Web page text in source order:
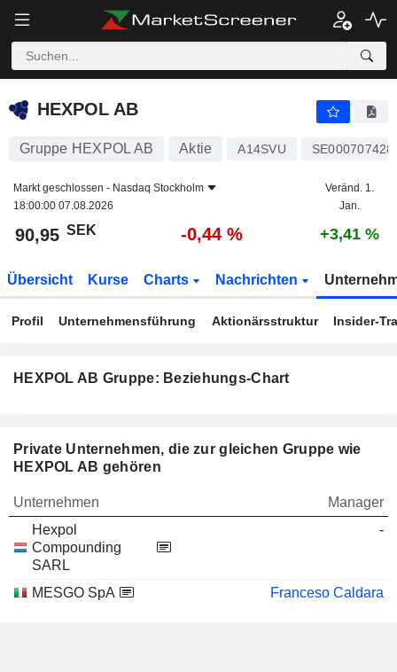
HEXPOL AB
HEXPOL AB
Gruppe HEXPOL AB Aktie A14SVU
Markt geschlossen - Nasdaq Stockholm
18:00:00 07.08.2026
Veränd. 1.
Jan.
90,95 SEK -0,44 % +3,41 %
Übersicht Kurse Charts Nachrichten
Profil Unternehmensführung Aktionärsstruktur Insider-
HEXPOL AB Gruppe: Beziehungs-Chart
Private Unternehmen, die zur gleichen Gruppe wie
HEXPOL AB gehören
Unternehmen
Manager
Hexpol
Compounding
SARL
-
MESGO SpA Franceso Caldara